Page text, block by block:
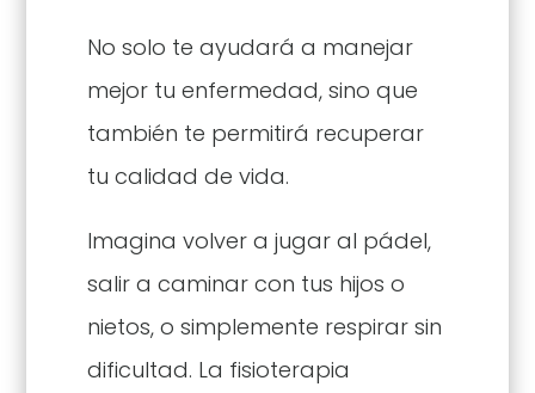
No solo te ayudará a manejar
mejor tu enfermedad, sino que
también te permitirá recuperar
tu calidad de vida.
Imagina volver a jugar al pádel,
salir a caminar con tus hijos o
nietos, o simplemente respirar sin
dificultad. La fisioterapia